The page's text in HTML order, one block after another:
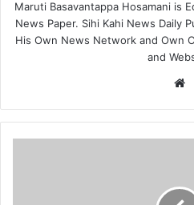
Maruti Basavantappa Hosamani is
News Paper. Sihi Kahi News Daily
His Own News Network and Own
and